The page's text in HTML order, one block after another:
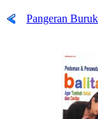
Pangeran